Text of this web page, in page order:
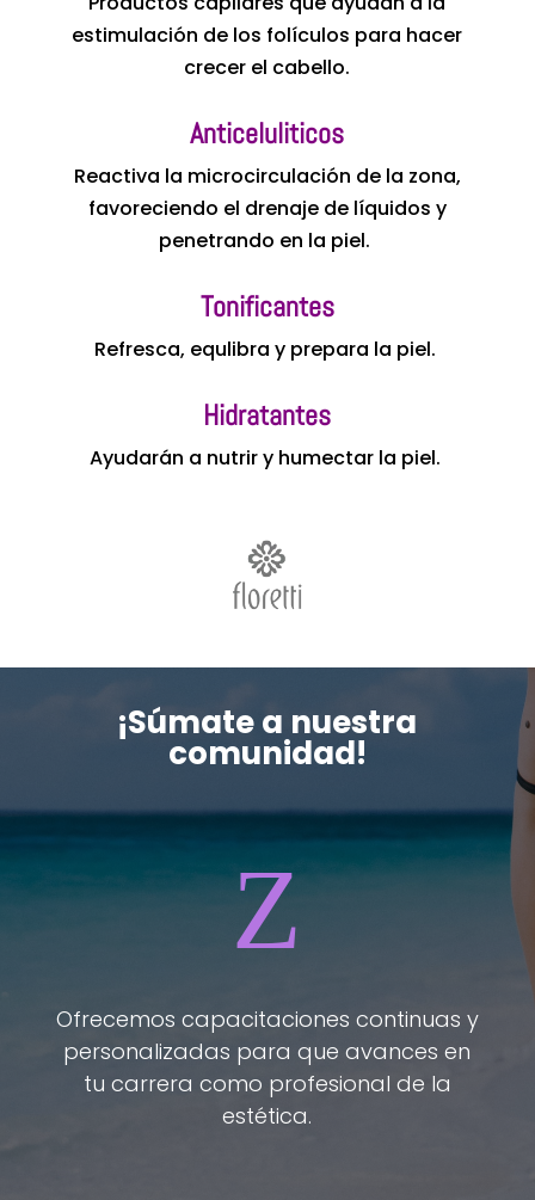
estimulación de los folículos para hacer
crecer el cabello.
Anticeluliticos
Reactiva la microcirculación de la zona,
favoreciendo el drenaje de líquidos y
penetrando en la piel.
Tonificantes
Refresca, equlibra y prepara la piel.
Hidratantes
Ayudarán a nutrir y humectar la piel.
¡Súmate a nuestra
comunidad!
Z
Ofrecemos capacitaciones continuas y
personalizadas para que avances en
tu carrera como profesional de la
estética.